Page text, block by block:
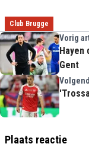
Club Brugge
Vorig
Gent
Plaats reactie